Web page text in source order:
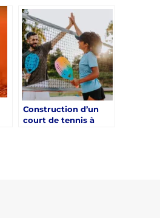
construction de
courts de tennis à
Toulon
Construction d’un
court de tennis à